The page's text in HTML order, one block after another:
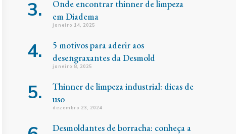
Onde encontrar thinner de limpeza
em Diadema
janeiro 14, 2025
5 motivos para aderir aos
desengraxantes da Desmold
janeiro 8, 2025
Thinner de limpeza industrial: dicas de
uso
dezembro 23, 2024
Desmoldantes de borracha: conheça a